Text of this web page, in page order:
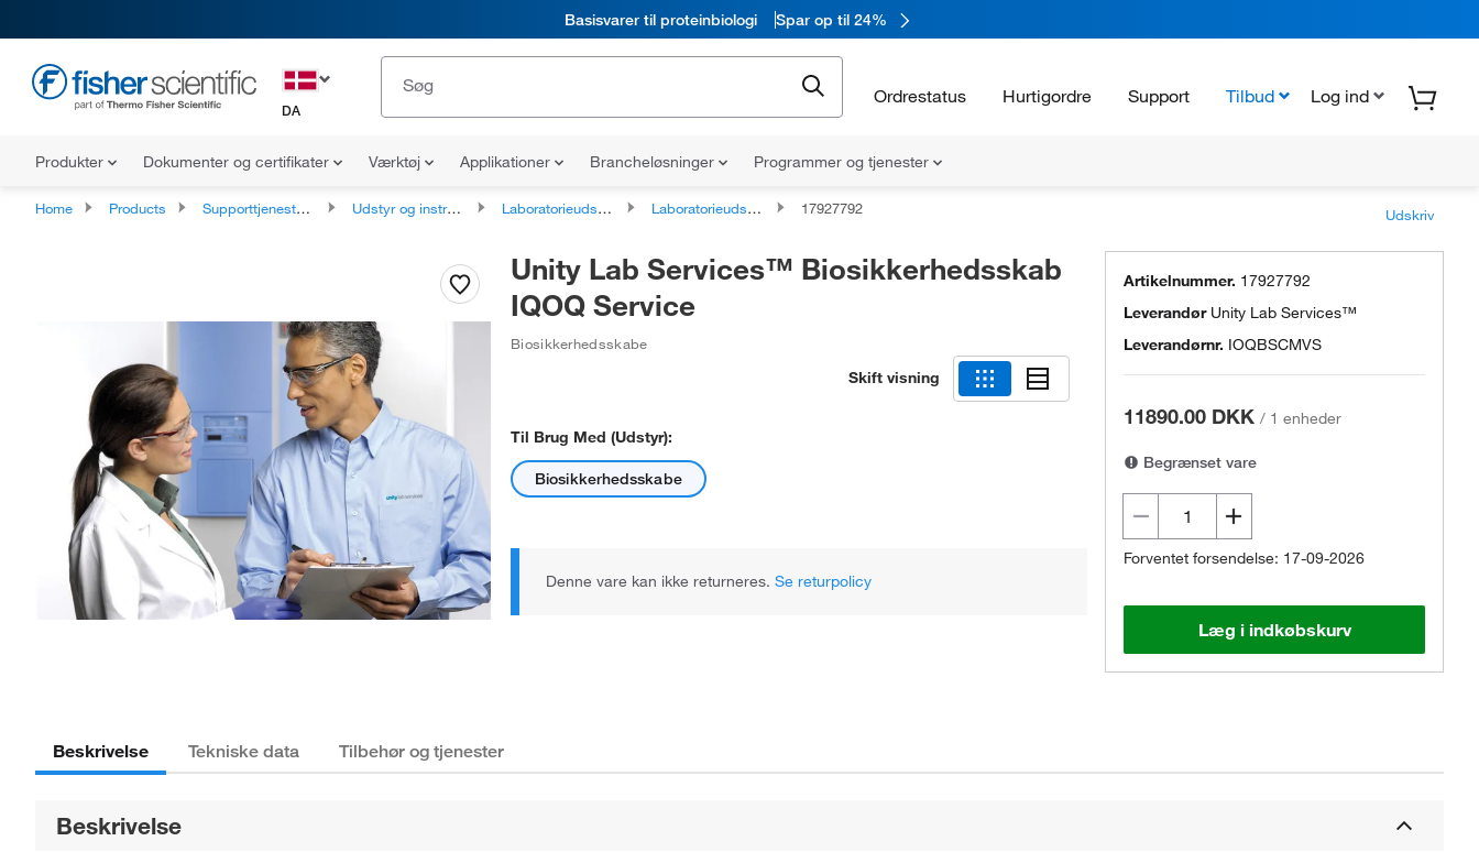
Basisvarer til proteinbiologi Spar op til 24%
DA
Ordrestatus Hurtigordre Support Tilbud Log ind
Produkter Dokumenter og certifikater Værktøj Applikationer Brancheløsninger Programmer og tjenester
Home Products Supporttjenester og overholdelsestjenester Udstyr og instrumentservice Laboratorieudstyr og instrumentservice Laboratorieudstyr og instrumentkalibrering og certificeringstest 17927792 Udskriv
Unity Lab Services™ Biosikkerhedsskab
IQOQ Service
Biosikkerhedsskabe
Skift visning
Til Brug Med (udstyr):
Biosikkerhedsskabe
Denne vare kan ikke returneres. Se returpolicy
Artikelnummer. 17927792
Leverandør Unity Lab Services™
Leverandørnr. IOQBSCMVS
11890.00 DKK / 1 enheder
Begrænset vare
Forventet forsendelse: 17-09-2026
Læg i indkøbskurv
Beskrivelse Tekniske data Tilbehør og tjenester
Beskrivelse